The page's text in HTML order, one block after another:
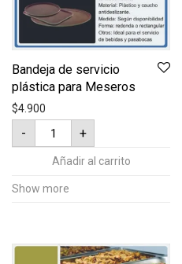
Bandeja de servicio
plástica para Meseros
$4.900
-
Bandeja
servicio
plástica
para
cantidad
+
Añadir al carrito
Show more